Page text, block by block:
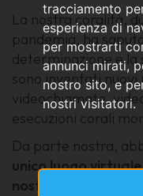
tracciamento
esperienza di
per mostrarti
annunci mirati,
nostro sito, e
nostri visitatori.
La nostra coralità,
pandemia, ha
determinazione e la
sono inventati nuovi
videochiamate,
esecuzioni corali
Da parte nostra,
unico luogo virtuale
nostra regione